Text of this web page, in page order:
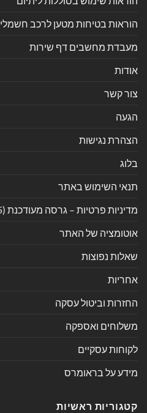
הוראות בטיחות מטען לרכב חשמלי
מעבדת מחשבים דף שירות
אודות
צור קשר
הגעה
הצהרת נגישות
בלוג
תנאי השימוש באתר
מדיניות פרטיות – גרסה מעודכנת (2025)
אוטומציה של האתר
שאלות נפוצות
אחריות
החזרות וביטול עסקה
משלוחים ואספקה
לקוחות עסקיים
מידע על בראומרס
קטגוריות ראשיות